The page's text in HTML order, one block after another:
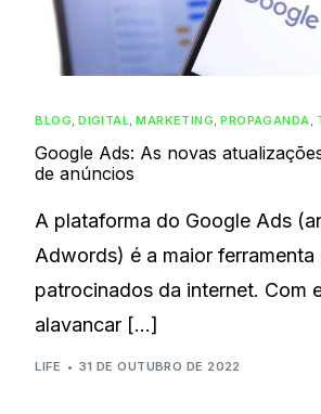
BLOG,DIGITAL,MARKETING,PROPAGANDA,
Google Ads: As novas
de anúncios
A plataforma do Google Ads
Adwords) é a maior ferramenta
patrocinados da internet. Com
alavancar […]
LIFE 31 DE OUTUBRO DE 2022